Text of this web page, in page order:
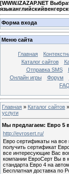
[WWW.IZAZAP.NET
Форма входа
Меню сайта
Главная
Каталог сайтов
Отправка SMS
Онлайн игры
Форум
Главная » Каталог сайтов »
услуги
Мы предлагаем: Евро 5
http://evrosert.ru/
Евро сертификаты на
получить сертификат
все интересующие Вас
компании ЕвроСерт Вы в
стандарта Евро 4 на
Бесплатная доставка по